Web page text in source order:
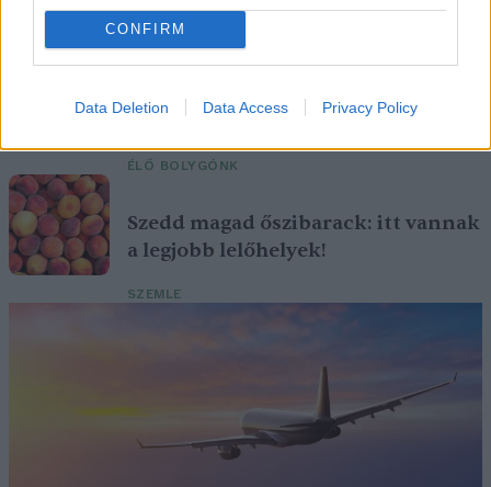
CONFIRM
Data Deletion Data Access Privacy Policy
Születésnapi programokkal várja a
hétvégén a közönséget a 160 éves
Fővárosi Állatkert
ÉLŐ BOLYGÓNK
Szedd magad őszibarack: itt vannak
a legjobb lelőhelyek!
SZEMLE